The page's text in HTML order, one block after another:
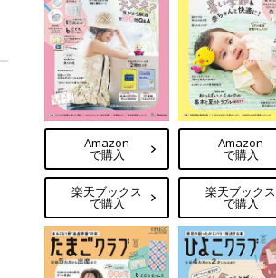
Amazon
で購入
楽天ブックス
で購入
Amazon
で購入
楽天ブックス
で購入